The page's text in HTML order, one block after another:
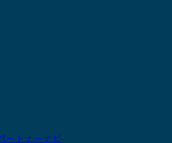
ートナーナビ